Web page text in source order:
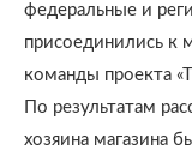
федеральные и
присоединились к
команды проекта
По результатам
хозяина магазина